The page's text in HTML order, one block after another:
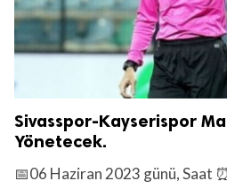
Sivasspor-Kayserispor
Yönetecek.
📅06 Haziran 2023 günü, Saat